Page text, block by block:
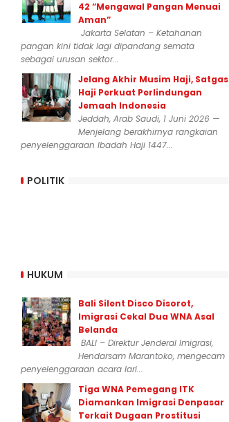
42 “Mengawal Pangan Menuai
Aman”
Jakarta Selatan – Ketahanan
pangan kini tidak lagi dipandang semata
sebagai urusan sektor...
Jelang Akhir Musim Haji, Satgas
Haji Perkuat Perlindungan
Jemaah Indonesia
Jeddah, Arab Saudi, 1 Juni 2026 —
Menjelang berakhirnya rangkaian
penyelenggaraan Ibadah Haji 1447...
POLITIK
HUKUM
Bali Silent Disco Disorot,
Imigrasi Cekal Dua WNA Asal
Belanda
BALI – Direktur Jenderal Imigrasi,
Hendarsam Marantoko, mengecam
penyelenggaraan acara lari...
Tiga WNA Pemegang ITK
Diamankan Imigrasi Denpasar
Terkait Dugaan Prostitusi